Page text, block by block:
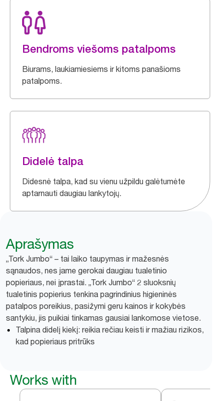
Bendroms viešoms patalpoms
Biurams, laukiamiesiems ir kitoms panašioms
patalpoms.
Didelė talpa
Didesnė talpa, kad su vienu užpildu galėtumėte
aptarnauti daugiau lankytojų.
Aprašymas
„Tork Jumbo“ – tai laiko taupymas ir mažesnės
sąnaudos, nes jame gerokai daugiau tualetinio
popieriaus, nei įprastai. „Tork Jumbo“ 2 sluoksnių
tualetinis popierius tenkina pagrindinius higieninės
patalpos poreikius, pasižymi geru kainos ir kokybės
santykiu, jis puikiai tinkamas gausiai lankomose vietose.
Talpina didelį kiekį: reikia rečiau keisti ir mažiau rizikos,
kad popieriaus pritrūks
Works with